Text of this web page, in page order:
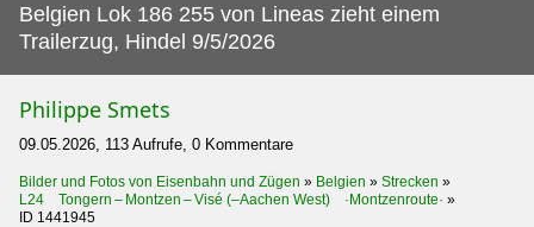
Belgien Lok 186 255 von Lineas zieht einem
Trailerzug, Hindel 9/5/2026
Philippe Smets
09.05.2026, 113 Aufrufe, 0 Kommentare
Bilder und Fotos von Eisenbahn und Zügen » Belgien » Strecken »
L24 Tongern – Montzen – Visé (–Aachen West) ·Montzenroute· »
ID 1441945